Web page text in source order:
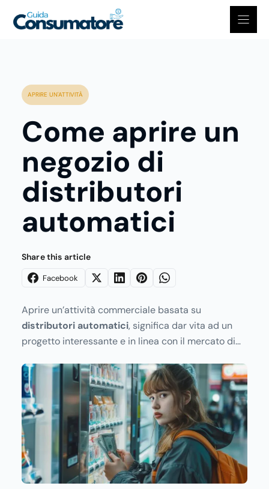
APRIRE UN'ATTIVITÀ
Come aprire un
negozio di
distributori
automatici
Share this article
Facebook
Aprire un’attività commerciale basata su
distributori automatici, significa dar vita ad un
progetto interessante e in linea con il mercato di
negozi che operano continuamente 24 ore su 24, 7
giorni su 7, e che consentono a chi li possiede o
gestisce di vendere qualsiasi tipo di prodotto. La
loro diffusione sta aumentando vertiginosamente
durante gli ultimi anni, per tanto l’idea di dar vita a
un’attività di questo tipo è sicuramente ottima, e
promette grandi possibilità di guadagno. Tuttavia
vanno considerati vari aspetti che garantiranno la